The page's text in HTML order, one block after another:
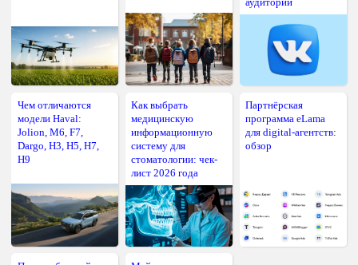
Чем отличаются
модели Haval:
Jolion, M6, F7,
Dargo, H3, H5, H7,
H9
Как выбрать
медицинскую
информационную
систему для
стоматологии: чек-
лист 2026 года
Партнёрская
программа eLama
для digital-агентств:
обзор